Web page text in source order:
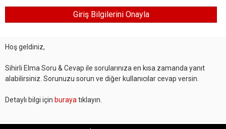
Hoş geldiniz,
Sihirli Elma Soru & Cevap ile sorularınıza en kısa zamanda yanıt
alabilirsiniz. Sorunuzu sorun ve diğer kullanıcılar cevap versin.
Detaylı bilgi için buraya tıklayın.